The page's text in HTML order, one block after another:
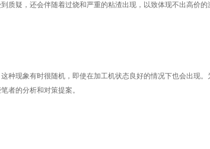
质疑，还会伴随着过烧和严重的粘渣出现，以致体现不出高价
种现象有时很随机，即使在加工机状态良好的情况下也会出现
者的分析和对策提案。